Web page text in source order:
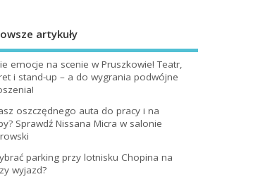
artykuły
emocje na scenie w Pruszkowie! Teatr,
i stand-up – a do wygrania podwójne
oszczędnego auta do pracy i na
Sprawdź Nissana Micra w salonie
parking przy lotnisku Chopina na
wyjazd?